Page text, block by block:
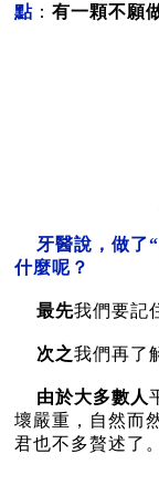
點 ：有一顆不願
牙醫說 ，做了“
什麼呢？
最先我們要記
次之我們再了
由於大多數人
壞嚴重，自然而
君也不多贅述了。